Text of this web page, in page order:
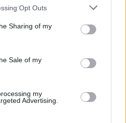
Opt Outs
Sharing of my
Sale of my
my
Advertising.